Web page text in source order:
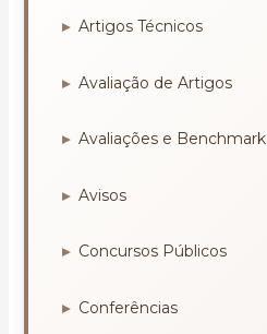
Artigos Técnicos
Avaliação de Artigos
Avaliações e Benchmark
Avisos
Concursos Públicos
Conferências